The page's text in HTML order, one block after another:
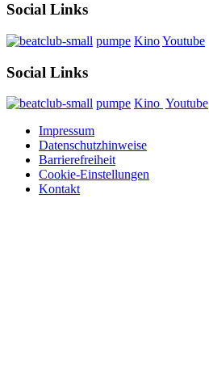
Social Links
pumpe KinoYoutube
Social Links
pumpe Kino Youtube
Impressum
Datenschutzhinweise
Barrierefreiheit
Cookie-Einstellungen
Kontakt